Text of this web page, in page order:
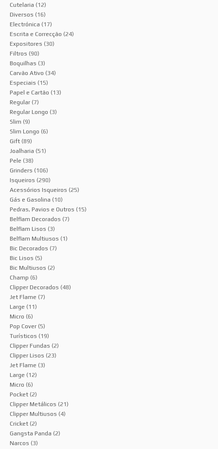
Cutelaria (12)
Diversos (16)
Electrónica (17)
Escrita e Correcção (24)
Expositores (30)
Filtros (90)
Boquilhas (3)
Carvão Ativo (34)
Especiais (15)
Papel e Cartão (13)
Regular (7)
Regular Longo (3)
Slim (9)
Slim Longo (6)
Gift (89)
Joalharia (51)
Pele (38)
Grinders (106)
Isqueiros (290)
Acessórios Isqueiros (25)
Gás e Gasolina (10)
Pedras, Pavios e Outros (15)
Belflam Decorados (7)
Belflam Lisos (3)
Belflam Multiusos (1)
Bic Decorados (7)
Bic Lisos (5)
Bic Multiusos (2)
Champ (6)
Clipper Decorados (48)
Jet Flame (7)
Large (11)
Micro (6)
Pop Cover (5)
Turísticos (19)
Clipper Fundas (2)
Clipper Lisos (23)
Jet Flame (3)
Large (12)
Micro (6)
Pocket (2)
Clipper Metálicos (21)
Clipper Multiusos (4)
Cricket (2)
Gangsta Panda (2)
Narcos (3)